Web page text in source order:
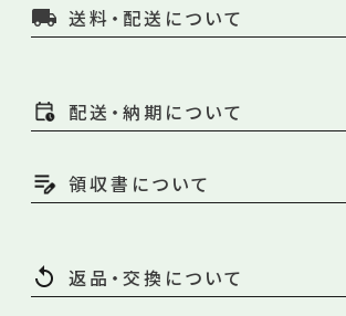
local_shipping 送料・配送について
配送・納期について
領収書について
返品・交換について